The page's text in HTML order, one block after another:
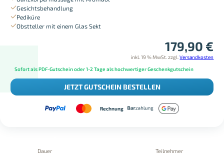
Gesichtsbehandlung
Pediküre
Obstteller mit einem Glas Sekt
179,90 €
inkl. 19 % MwSt. zzgl.Versandkosten
Sofort als PDF-Gutschein oder 1-2 Tage als hochwertiger Geschenkgutschein
JETZT GUTSCHEIN BESTELLEN
Rechnung
Dauer Teilnehmer